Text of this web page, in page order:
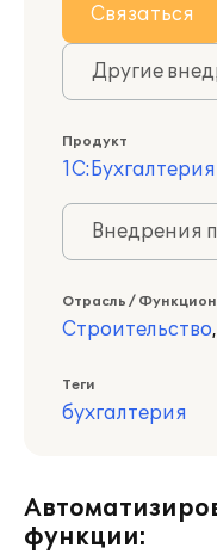
Связаться
Другие
Продукт
Внедрения
Отрасль /
Строительство,
Теги
бухгалтерия
функции: